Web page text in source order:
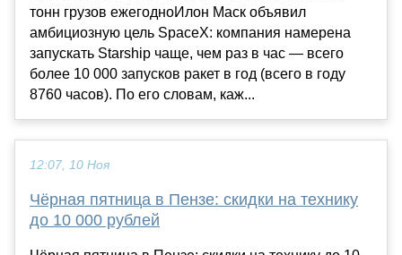
тонн грузов ежегодноИлон Маск объявил
амбициозную цель SpaceX: компания намерена
запускать Starship чаще, чем раз в час — всего
более 10 000 запусков ракет в год (всего в году
8760 часов). По его словам, каж...
12:07, 10 Ноя
Чёрная пятница в Пензе: скидки на технику
до 10 000 рублей